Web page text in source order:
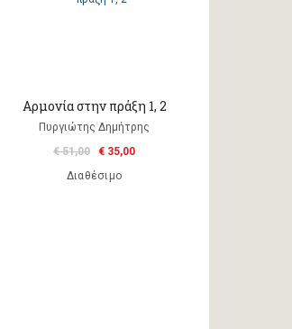
Αρμονία στην πράξη 1, 2
Πυργιώτης Δημήτρης
€ 51,00
€ 35,00
Διαθέσιμο